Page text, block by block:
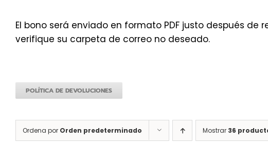
El bono será enviado en formato PDF justo después
verifique su carpeta de correo no deseado.
POLÍTICA DE DEVOLUCIONES
Ordena por Orden predeterminado Mostrar 36